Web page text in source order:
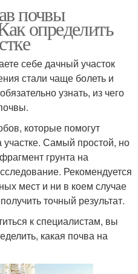
участке
Почвы по растениям
почвы
определить
себе дачный участок
стали чаще болеть и
узнать, из чего
которые помогут
Самый простой, но
грунта на
Рекомендуется
мест и ни в коем случае
точный результат.
к специалистам, вы
какая почва на